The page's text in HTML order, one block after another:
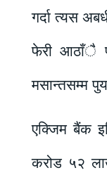
गर्दा त्यस
फेरी आठाँै
मसान्तसम्म
एक्जिम बैंक
करोड ५२